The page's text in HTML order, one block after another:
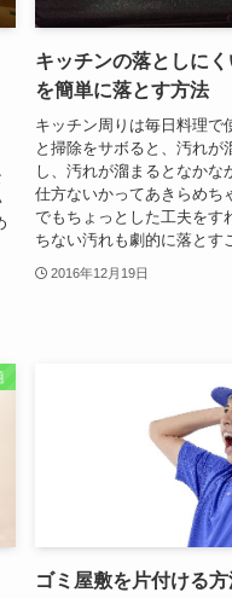
キッチンの落としに
を簡単に落とす方法
キッチン周りは毎日料理で
と掃除をサボると、汚れが
し、汚れが溜まるとなかな
仕方ないかってあきらめち
でもちょっとした工夫をす
ちない汚れも劇的に落とす
2016年12月19日
ゴミ屋敷を片付ける